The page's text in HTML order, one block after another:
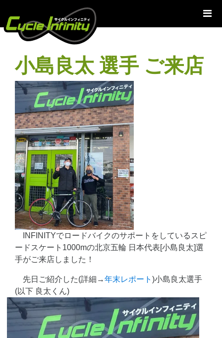
テ
小島良太 選手 ご来店
INFINITYでロードバイクのサポートをしているスピ
ードスケート1000mの北京五輪 日本代表[小島良太]選
手がご来店しました！
先日ご紹介した(詳細→年末レポート )小島良太選手
(以下 良太くん)